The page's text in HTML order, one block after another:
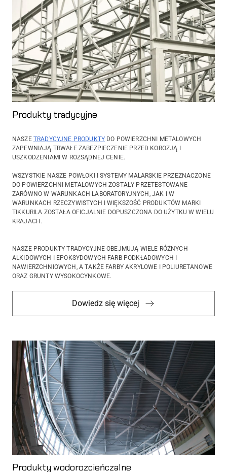
Produkty tradycyjne
NASZE TRADYCYJNE PRODUKTY DO POWIERZCHNI METALOWYCH
ZAPEWNIAJĄ TRWAŁE ZABEZPIECZENIE PRZED KOROZJĄ I
USZKODZENIAMI W ROZSĄDNEJ CENIE.
WSZYSTKIE NASZE POWŁOKI I SYSTEMY MALARSKIE PRZEZNACZONE
DO POWIERZCHNI METALOWYCH ZOSTAŁY PRZETESTOWANE
ZARÓWNO W WARUNKACH LABORATORYJNYCH, JAK I W
WARUNKACH RZECZYWISTYCH I WIĘKSZOŚĆ PRODUKTÓW MARKI
TIKKURILA ZOSTAŁA OFICJALNIE DOPUSZCZONA DO UŻYTKU W WIELU
KRAJACH.
NASZE PRODUKTY TRADYCYJNE OBEJMUJĄ WIELE RÓŻNYCH
ALKIDOWYCH I EPOKSYDOWYCH FARB PODKŁADOWYCH I
NAWIERZCHNIOWYCH, A TAKŻE FARBY AKRYLOWE I POLIURETANOWE
ORAZ GRUNTY WYSOKOCYNKOWE.
Dowiedz się więcej
Produkty wodorozcieńczalne